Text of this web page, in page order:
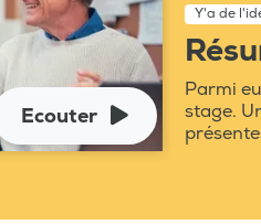
Ecouter
Y'a de
Parmi
stage.